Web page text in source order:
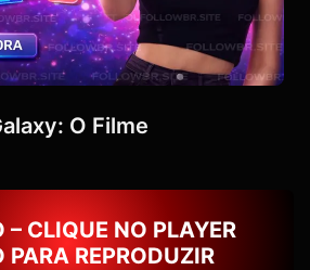
O Filme
– CLIQUE NO PLAYER
PARA REPRODUZIR